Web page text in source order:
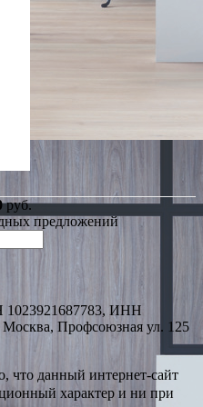
руб.
предложений
ИНН
Профсоюзная ул. 125
что данный интернет-сайт
характер и ни при